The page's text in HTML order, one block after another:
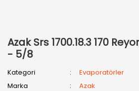
Azak Srs 1700.18.3 170
- 5/8
Kategori
Evaporatörler
Marka
Azak